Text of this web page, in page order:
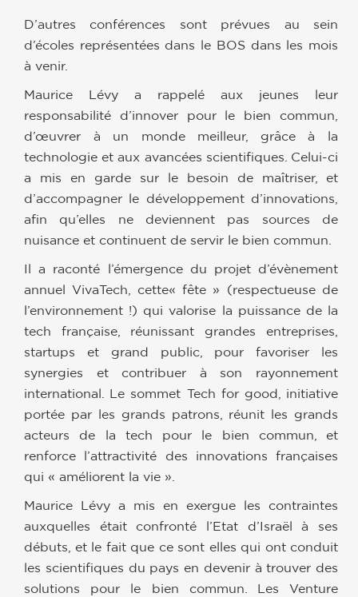
D’autres conférences sont prévues au sein
d’écoles représentées dans le BOS dans les mois
à venir.
Maurice Lévy a rappelé aux jeunes leur
responsabilité d’innover pour le bien commun,
d’œuvrer à un monde meilleur, grâce à la
technologie et aux avancées scientifiques. Celui-ci
a mis en garde sur le besoin de maîtriser, et
d’accompagner le développement d’innovations,
afin qu’elles ne deviennent pas sources de
nuisance et continuent de servir le bien commun.
Il a raconté l’émergence du projet d’évènement
annuel VivaTech, cette« fête » (respectueuse de
l’environnement !) qui valorise la puissance de la
tech française, réunissant grandes entreprises,
startups et grand public, pour favoriser les
synergies et contribuer à son rayonnement
international. Le sommet Tech for good, initiative
portée par les grands patrons, réunit les grands
acteurs de la tech pour le bien commun, et
renforce l’attractivité des innovations françaises
qui « améliorent la vie ».
Maurice Lévy a mis en exergue les contraintes
auxquelles était confronté l’Etat d’Israël à ses
débuts, et le fait que ce sont elles qui ont conduit
les scientifiques du pays en devenir à trouver des
solutions pour le bien commun. Les Venture